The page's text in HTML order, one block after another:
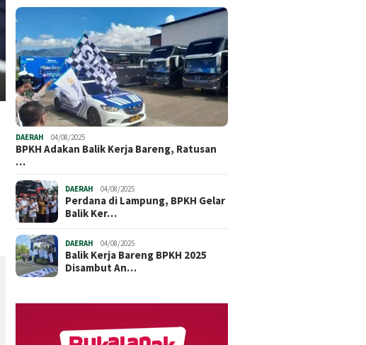
DAERAH 04/08/2025
BPKH Adakan Balik Kerja Bareng, Ratusan
…
DAERAH 04/08/2025
Perdana di Lampung, BPKH Gelar
Balik Ker…
DAERAH 04/08/2025
Balik Kerja Bareng BPKH 2025
Disambut An…